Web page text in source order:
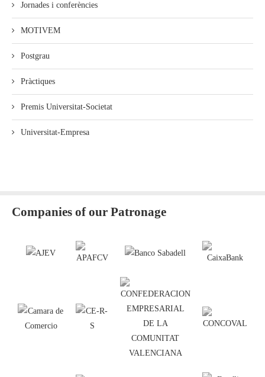
Jornades i conferències
MOTIVEM
Postgrau
Pràctiques
Premis Universitat-Societat
Universitat-Empresa
Companies of our Patronage